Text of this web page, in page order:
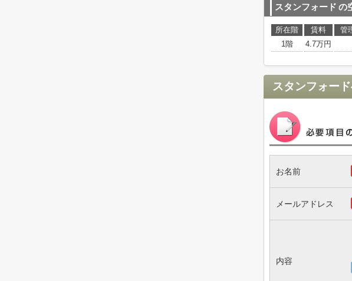
スタンフォード の
所在階 賃料 管
1階
4.7万円
スタンフォード
お名前
メールアドレス
内容